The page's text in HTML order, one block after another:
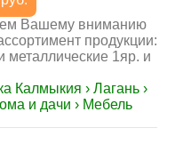
Вашему вниманию
продукции:
металлические 1яр. и
Калмыкия › Лагань ›
и дачи › Мебель